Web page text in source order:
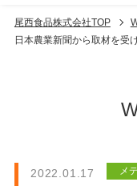
尾西食品株式会社TOP
日本農業新聞から取材を受
2022.01.17 メ